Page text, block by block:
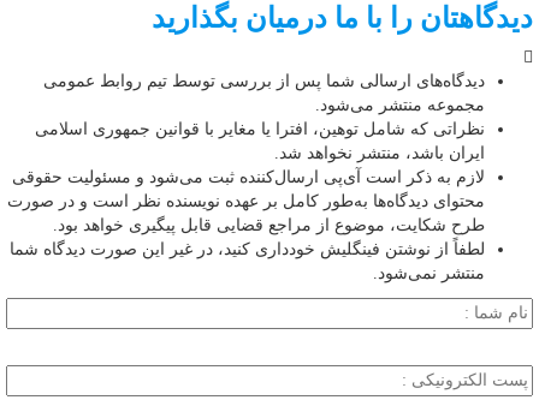
دیدگاهتان را با ما درمیان بگذارید
دیدگاه‌های ارسالی شما پس از بررسی توسط تیم روابط عمومی
مجموعه منتشر می‌شود.
نظراتی که شامل توهین، افترا یا مغایر با قوانین جمهوری اسلامی
ایران باشد، منتشر نخواهد شد.
لازم به ذکر است آی‌پی ارسال‌کننده ثبت می‌شود و مسئولیت حقوقی
محتوای دیدگاه‌ها به‌طور کامل بر عهده نویسنده نظر است و در صورت
طرح شکایت، موضوع از مراجع قضایی قابل پیگیری خواهد بود.
لطفاً از نوشتن فینگلیش خودداری کنید، در غیر این صورت دیدگاه شما
منتشر نمی‌شود.